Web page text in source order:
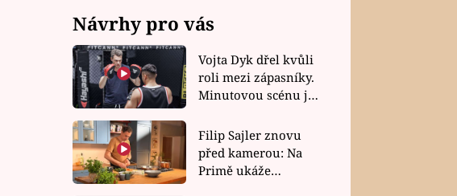
Návrhy pro vás
Vojta Dyk dřel kvůli
roli mezi zápasníky.
Minutovou scénu jel
Filip Sajler znovu
před kamerou: Na
Primě ukáže